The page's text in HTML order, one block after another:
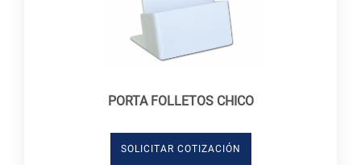
PORTA FOLLETOS CHICO
SOLICITAR COTIZACIÓN